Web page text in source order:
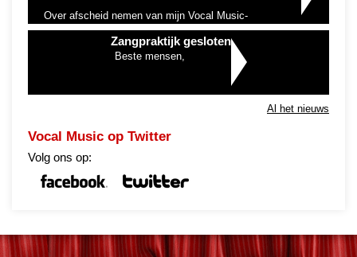
Over afscheid nemen van mijn Vocal Music-
zangpraktijk en de nieuwe start bij hashtag#HetPodium
Zangpraktijk gesloten
Beste mensen,
Al het nieuws
Vocal Music op Twitter
Volg ons op: